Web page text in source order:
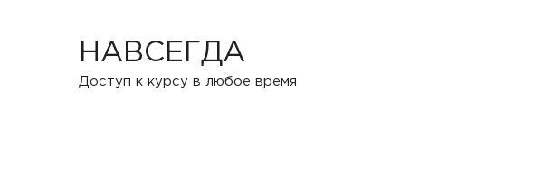
НАВСЕГДА
Доступ к курсу в любое время